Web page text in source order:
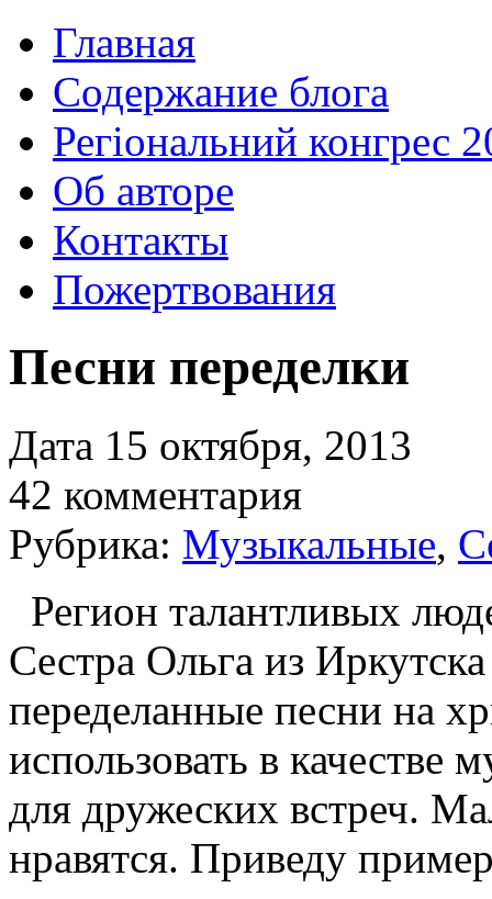
Главная
Содержание блога
Регіональний конгрес
Об авторе
Контакты
Пожертвования
Песни переделки
Дата 15 октября, 2013
42 комментария
Рубрика: Музыкальные,
Регион талантливых
Сестра Ольга из
переделанные песни на
использовать в качестве
для дружеских встреч.
нравятся. Приведу